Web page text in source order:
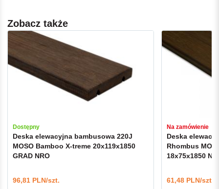
Zobacz także
Dostępny
Deska elewacyjna bambusowa 220J
MOSO Bamboo X-treme 20x119x1850
GRAD NRO
96,81 PLN/szt.
Na zamówienie
Deska
Rhombus
18x75x1850
61,48 PLN/szt.